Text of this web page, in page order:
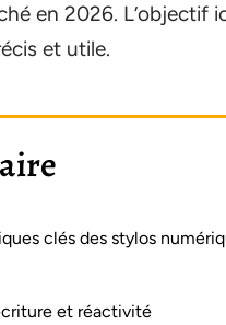
en 2026. L’objectif
et utile.
clés des stylos
et réactivité